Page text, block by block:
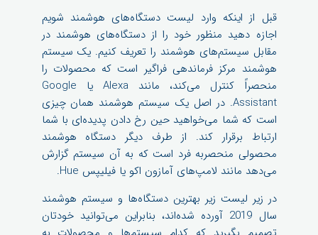
قبل از اینکه وارد لیست دستگاه‌های هوشمند شویم
اجازه دهید منظور خود را از دستگاه‌های هوشمند در
مقابل سیستم‌های هوشمند را تعریف کنیم. یک سیستم
هوشمند مرکز فرماندهی فراگیر است که محصولات را
منحصراً کنترل می‌کند، مانند Alexa یا Google
Assistant. در اصل یک سیستم هوشمند همان چیزی
است که شما می‌خواهید حین رخ دادن پدیده‌ای با شما
ارتباط برقرار کند. از طرف دیگر دستگاه هوشمند
محصولی منحصربه فرد است که به آن سیستم گزارش
می‌دهد مانند لامپ‌های آمازون اکو یا فیلیپس Hue.
در زیر لیست زیر بهترین دستگاه‌ها و سیستم هوشمند
سال 2019 آورده شده‌اند، بنابراین می‌توانید خودتان